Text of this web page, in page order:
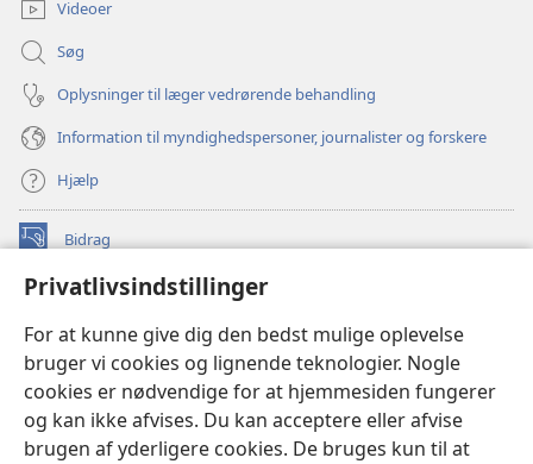
Privatlivsindstillinger
For at kunne give dig den bedst mulige oplevelse
bruger vi cookies og lignende teknologier. Nogle
cookies er nødvendige for at hjemmesiden fungerer
og kan ikke afvises. Du kan acceptere eller afvise
brugen af yderligere cookies. De bruges kun til at
Videoer
Søg
Oplysninger til læger vedrørende behandling
Information til myndighedspersoner, journalister og forskere
Hjælp
Bidrag
(åbner
vindue)Watchtower ONLINE LIBRARY™
nyt
vindue)JW Hub
(åbner
nyt
vindue)JW Library